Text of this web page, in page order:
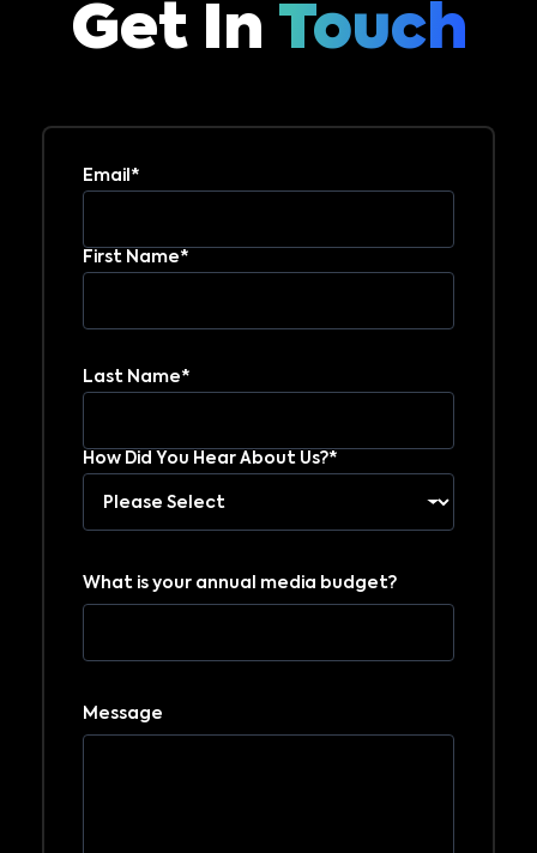
Get In Touch
Email*
First Name*
Last Name*
How Did You Hear About Us?*
What is your annual media budget?
Message